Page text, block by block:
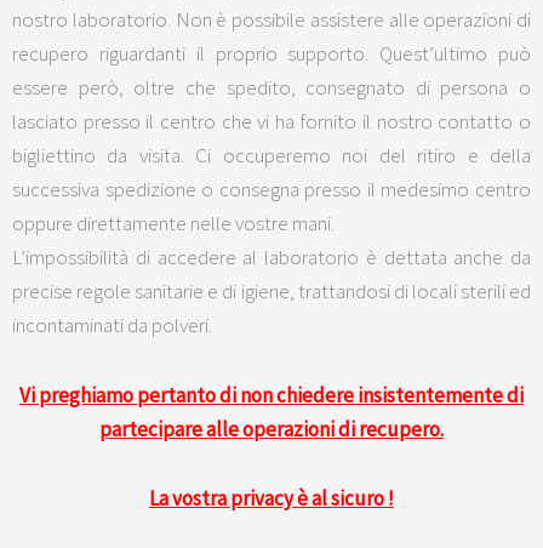
nostro laboratorio. Non è possibile assistere alle operazioni di
recupero riguardanti il proprio supporto. Quest’ultimo può
essere però, oltre che spedito, consegnato di persona o
lasciato presso il centro che vi ha fornito il nostro contatto o
bigliettino da visita. Ci occuperemo noi del ritiro e della
successiva spedizione o consegna presso il medesimo centro
oppure direttamente nelle vostre mani.
L’impossibilità di accedere al laboratorio è dettata anche da
precise regole sanitarie e di igiene, trattandosi di locali sterili ed
incontaminati da polveri.
Vi preghiamo pertanto di non chiedere insistentemente di
partecipare alle operazioni di recupero.
La vostra privacy è al sicuro !